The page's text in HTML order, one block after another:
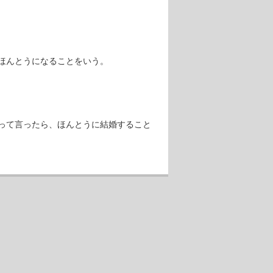
とうになることをいう。
言ったら、ほんとうに結婚すること